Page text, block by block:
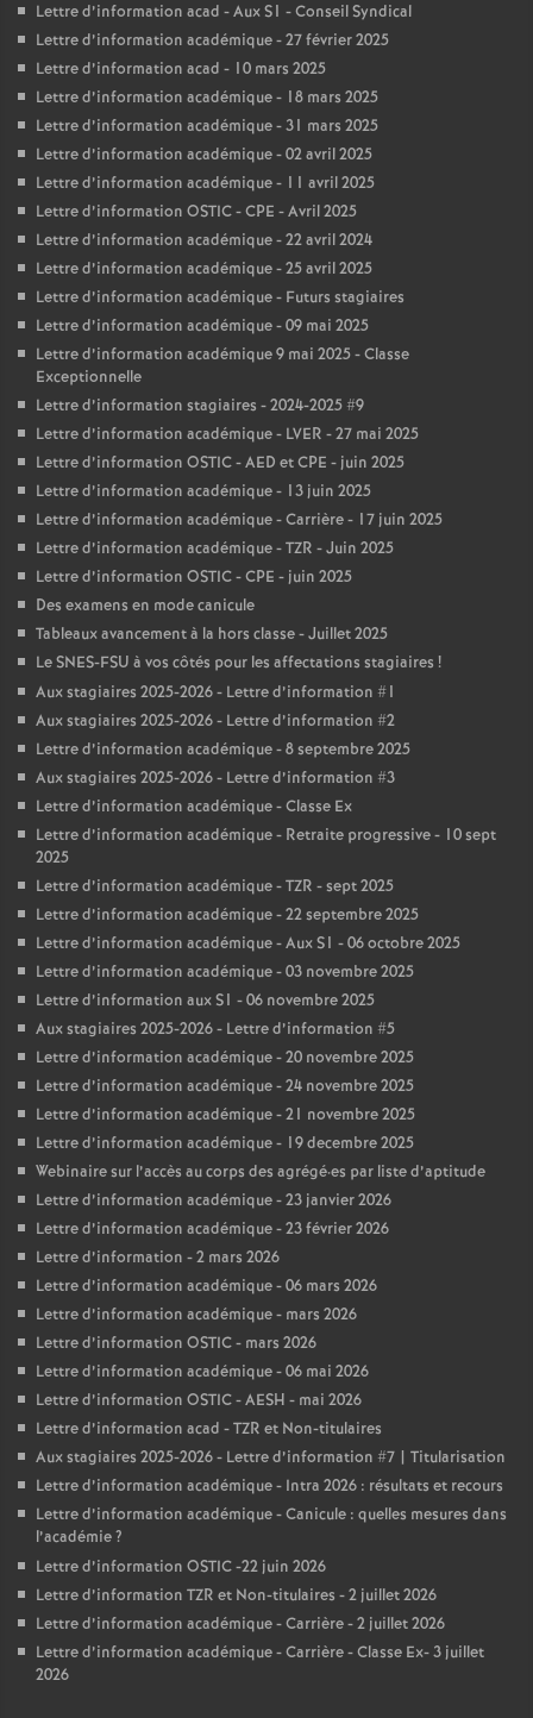
Lettre d’information acad - Aux S1 - Conseil Syndical
Lettre d’information académique - 27 février 2025
Lettre d’information acad - 10 mars 2025
Lettre d’information académique - 18 mars 2025
Lettre d’information académique - 31 mars 2025
Lettre d’information académique - 02 avril 2025
Lettre d’information académique - 11 avril 2025
Lettre d’information OSTIC - CPE - Avril 2025
Lettre d’information académique - 22 avril 2024
Lettre d’information académique - 25 avril 2025
Lettre d’information académique - Futurs stagiaires
Lettre d’information académique - 09 mai 2025
Lettre d’information académique 9 mai 2025 - Classe
Exceptionnelle
Lettre d’information stagiaires - 2024-2025 #9
Lettre d’information académique - LVER - 27 mai 2025
Lettre d’information OSTIC - AED et CPE - juin 2025
Lettre d’information académique - 13 juin 2025
Lettre d’information académique - Carrière - 17 juin 2025
Lettre d’information académique - TZR - Juin 2025
Lettre d’information OSTIC - CPE - juin 2025
Des examens en mode canicule
Tableaux avancement à la hors classe - Juillet 2025
Le SNES-FSU à vos côtés pour les affectations stagiaires !
Aux stagiaires 2025-2026 - Lettre d’information #1
Aux stagiaires 2025-2026 - Lettre d’information #2
Lettre d’information académique - 8 septembre 2025
Aux stagiaires 2025-2026 - Lettre d’information #3
Lettre d’information académique - Classe Ex
Lettre d’information académique - Retraite progressive - 10 sept
2025
Lettre d’information académique - TZR - sept 2025
Lettre d’information académique - 22 septembre 2025
Lettre d’information académique - Aux S1 - 06 octobre 2025
Lettre d’information académique - 03 novembre 2025
Lettre d’information aux S1 - 06 novembre 2025
Aux stagiaires 2025-2026 - Lettre d’information #5
Lettre d’information académique - 20 novembre 2025
Lettre d’information académique - 24 novembre 2025
Lettre d’information académique - 21 novembre 2025
Lettre d’information académique - 19 decembre 2025
Webinaire sur l’accès au corps des agrégé·es par liste d’aptitude
Lettre d’information académique - 23 janvier 2026
Lettre d’information académique - 23 février 2026
Lettre d’information - 2 mars 2026
Lettre d’information académique - 06 mars 2026
Lettre d’information académique - mars 2026
Lettre d’information OSTIC - mars 2026
Lettre d’information académique - 06 mai 2026
Lettre d’information OSTIC - AESH - mai 2026
Lettre d’information acad - TZR et Non-titulaires
Aux stagiaires 2025-2026 - Lettre d’information #7 | Titularisation
Lettre d’information académique - Intra 2026 : résultats et recours
Lettre d’information académique - Canicule : quelles mesures dans
l’académie?
Lettre d’information OSTIC -22 juin 2026
Lettre d’information TZR et Non-titulaires - 2 juillet 2026
Lettre d’information académique - Carrière - 2 juillet 2026
Lettre d’information académique - Carrière - Classe Ex- 3 juillet
2026